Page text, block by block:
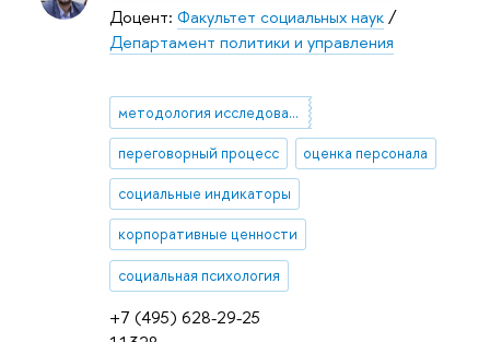
+7 (495) 628-29-25
Доцент: Факультет социальных наук/
Департамент политики и управления
методология исследований
переговорный процесс оценка персонала
социальные индикаторы
корпоративные ценности
социальная психология